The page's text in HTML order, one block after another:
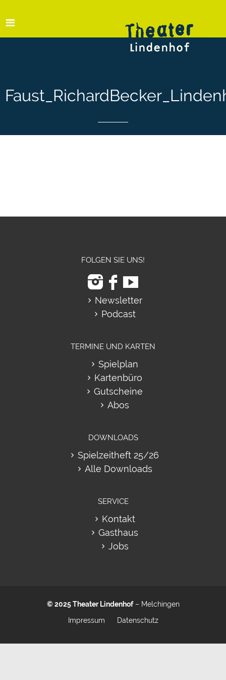
FOLGEN SIE UNS!
Newsletter
Podcast
TERMINE UND KARTEN
Spielplan
Kartenbüro
Gutscheine
Abos
DOWNLOADS
Spielzeitheft 25/26
Alle Downloads
SERVICE
Kontakt
Gasthaus
Jobs
© 2025Theater Lindenhof– Melchingen
Impressum
Datenschutz